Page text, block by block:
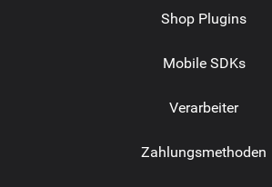
Shop Plugins
Mobile SDKs
Verarbeiter
Zahlungsmethoden